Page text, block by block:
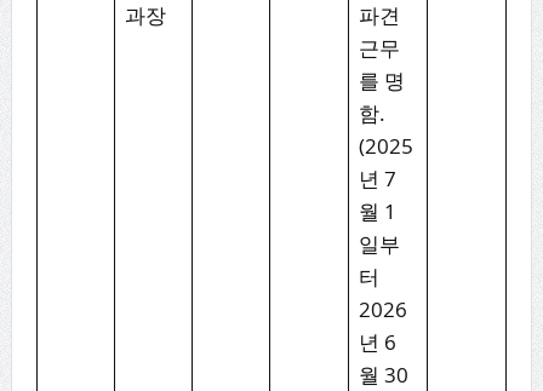
과장
파견
근무
를 명
함.
(2025
년 7
월 1
일부
터
2026
년 6
월 30